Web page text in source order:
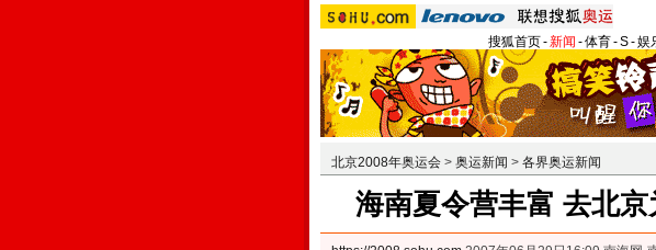
搜狐首页-新闻 -体育-S-娱
北京2008年奥运会 > 奥运新闻 > 各界奥运新闻
海南夏令营丰富 去北